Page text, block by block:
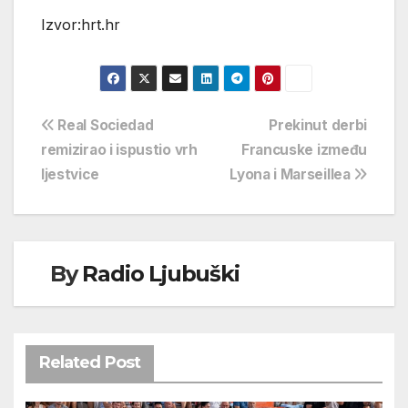
Izvor:hrt.hr
Navigacija
objava
Prekinut derbi
Francuske između
Lyona i Marseillea
Real Sociedad
remizirao i ispustio vrh
ljestvice
ByRadio Ljubuški
Related Post